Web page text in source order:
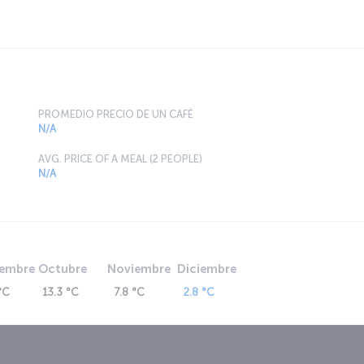
PROMEDIO PRECIO DE UN CAFÉ
N/A
AVG. PRICE OF A MEAL (2 PEOPLE)
N/A
Octubre
13.3 °C
Noviembre
7.8 °C
Diciembre
2.8 °C